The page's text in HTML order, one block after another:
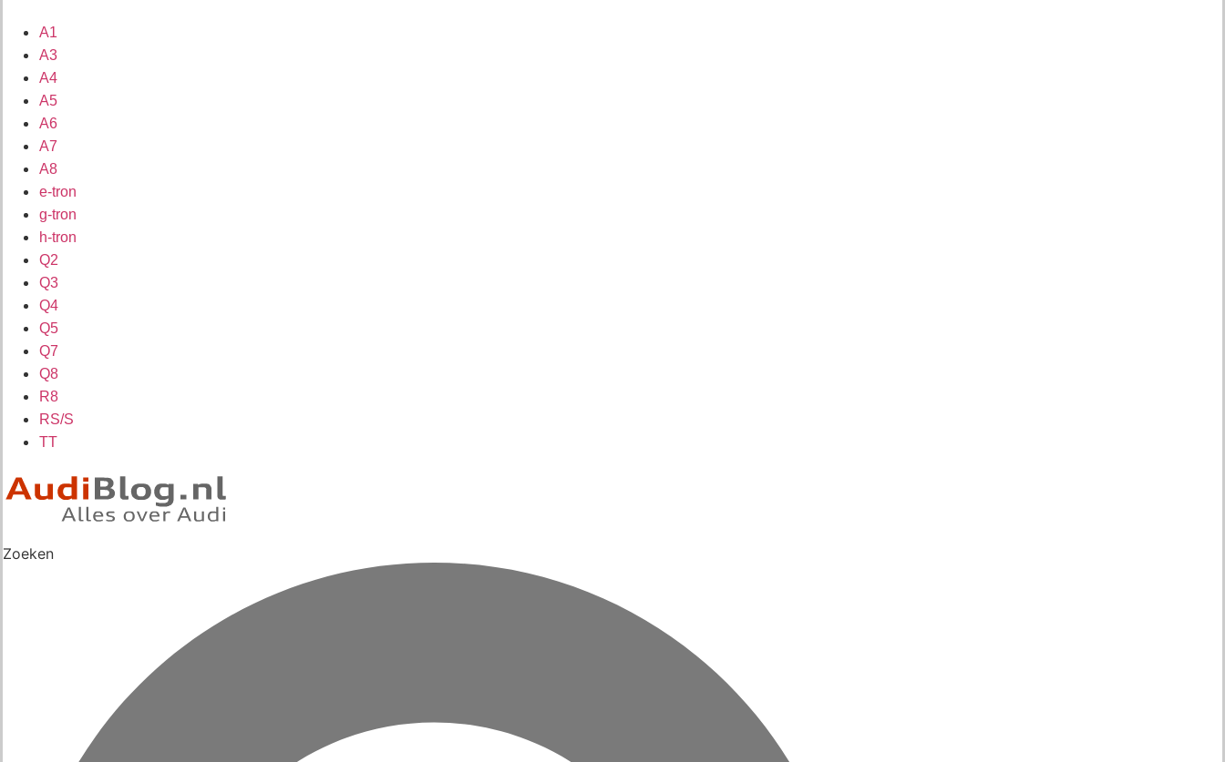
A1
A3
A4
A5
A6
A7
A8
e-tron
g-tron
h-tron
Q2
Q3
Q4
Q5
Q7
Q8
R8
RS/S
TT
Zoeken